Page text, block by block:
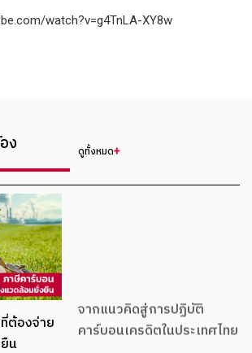
watch?v=g4TnLA-XY8w
ง ดูทั้งหมด
ต้องจ่าย
น
จากแนวคิดสู่การปฏิบัติ
คาร์บอนเครดิตในประเทศไทย